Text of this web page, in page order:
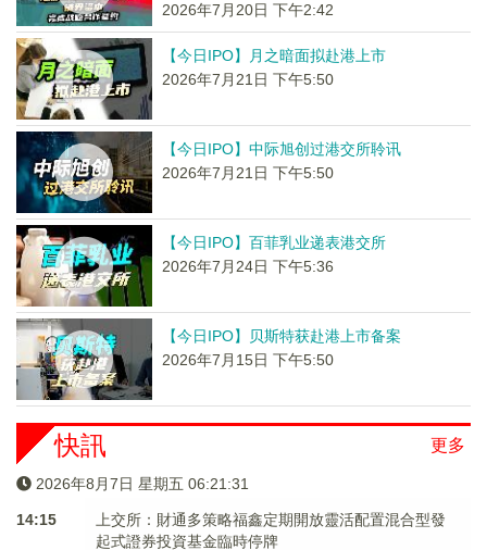
2026年7月20日 下午2:42
【今日IPO】月之暗面拟赴港上市
2026年7月21日 下午5:50
【今日IPO】中际旭创过港交所聆讯
2026年7月21日 下午5:50
【今日IPO】百菲乳业递表港交所
2026年7月24日 下午5:36
【今日IPO】贝斯特获赴港上市备案
2026年7月15日 下午5:50
更多
快訊
2026年8月7日 星期五 06:21:31
14:15
上交所：財通多策略福鑫定期開放靈活配置混合型發
起式證券投資基金臨時停牌